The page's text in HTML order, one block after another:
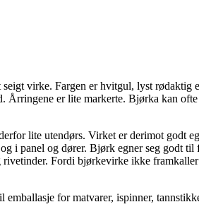
virke. Fargen er hvitgul, lyst rødaktig
Årringene er lite markerte. Bjørka kan
lite utendørs. Virket er derimot godt
i panel og dører. Bjørk egner seg godt til
Fordi bjørkevirke ikke
for matvarer, ispinner,